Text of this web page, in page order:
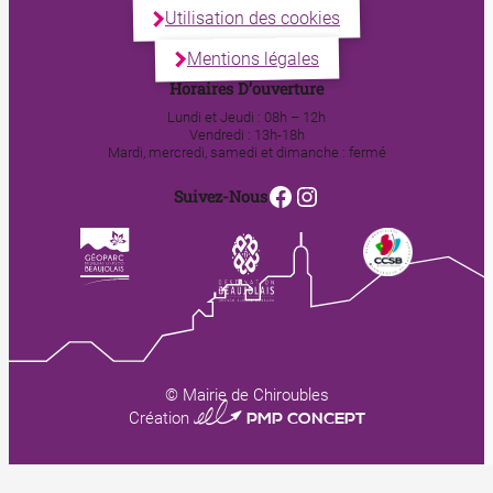
Utilisation des cookies
Mentions légales
Horaires D’ouverture
Lundi et Jeudi : 08h – 12h
Vendredi : 13h-18h
Mardi, mercredi, samedi et dimanche : fermé
Suivez-NousFacebook
Instagram
© Mairie de Chiroubles
Création 0123 PMP CONCEPT